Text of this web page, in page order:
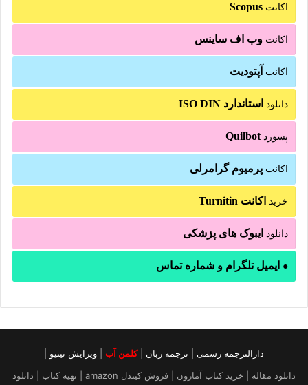
اکانت Scopus
اکانت وب اف ساینس
اکانت آپتودیت
دانلود استاندارد ISO DIN
پسوردQuilbot
اکانت پرمیوم گرامرلی
خرید اکانت Turnitin
دانلود ایبوک های پزشکی
● ایمیل تلگرام و شماره تماس
دارالترجمه رسمی ترجمه زبان |کلمن آب ویرایش نیتیو
دانلود مقاله | خرید کتاب آمازون | فروش کیندل amazon | تهیه کتاب | دانلود